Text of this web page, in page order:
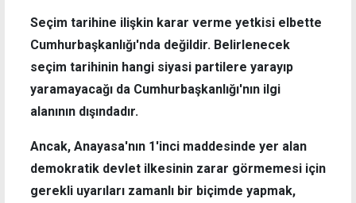
Seçim tarihine ilişkin karar verme yetkisi elbette
Cumhurbaşkanlığı'nda değildir. Belirlenecek
seçim tarihinin hangi siyasi partilere yarayıp
yaramayacağı da Cumhurbaşkanlığı'nın ilgi
alanının dışındadır.
Ancak, Anayasa'nın 1'inci maddesinde yer alan
demokratik devlet ilkesinin zarar görmemesi için
gerekli uyarıları zamanlı bir biçimde yapmak,